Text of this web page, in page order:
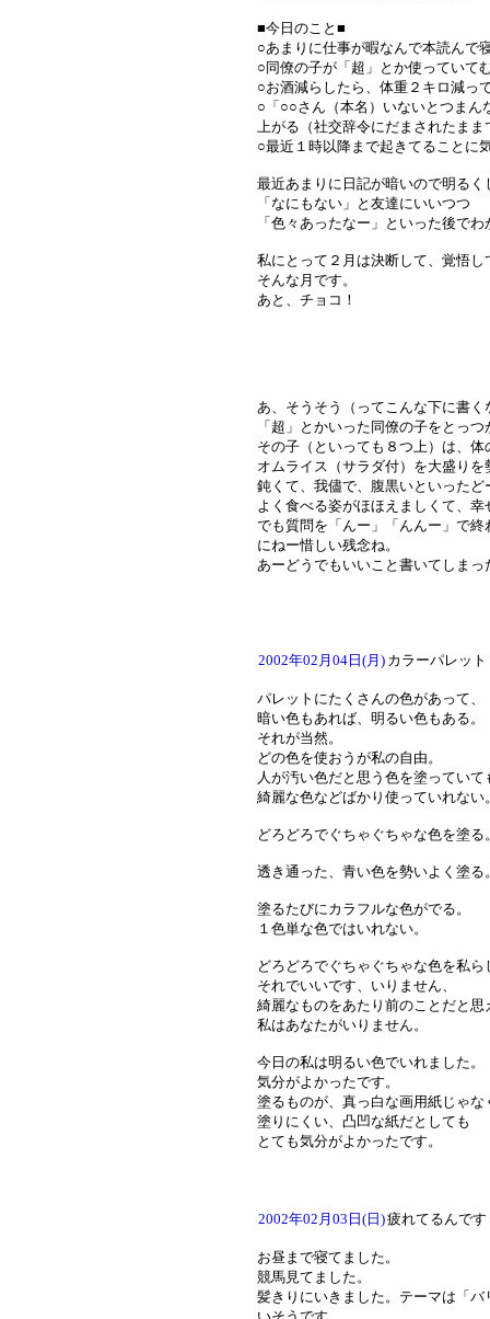
■今日のこと■
○あまりに仕事が暇なんで本読んで
○同僚の子が「超」とか使っていて
○お酒減らしたら、体重２キロ減っ
○「○○さん（本名）いないとつまん
上がる（社交辞令にだまされたまま
○最近１時以降まで起きてることに
最近あまりに日記が暗いので明るく
「なにもない」と友達にいいつつ
「色々あったなー」といった後でわ
私にとって２月は決断して、覚悟し
そんな月です。
あと、チョコ！
あ、そうそう（ってこんな下に書
「超」とかいった同僚の子をとっ
その子（といっても８つ上）は、
オムライス（サラダ付）を大盛り
鈍くて、我儘で、腹黒いといった
よく食べる姿がほほえましくて、幸
でも質問を「んー」「んんー」で
にねー惜しい残念ね。
あーどうでもいいこと書いてしまっ
2002年02月04日(月) カラーパレット
パレットにたくさんの色があって、
暗い色もあれば、明るい色もある。
それが当然。
どの色を使おうが私の自由。
人が汚い色だと思う色を塗ってい
綺麗な色などばかり使っていれない
どろどろでぐちゃぐちゃな色を塗る
透き通った、青い色を勢いよく塗る
塗るたびにカラフルな色がでる。
１色単な色ではいれない。
どろどろでぐちゃぐちゃな色を私
それでいいです、いりません、
綺麗なものをあたり前のことだと思
私はあなたがいりません。
今日の私は明るい色でいれました。
気分がよかったです。
塗るものが、真っ白な画用紙じゃな
塗りにくい、凸凹な紙だとしても
とても気分がよかったです。
2002年02月03日(日)疲れてるんです
お昼まで寝てました。
競馬見てました。
髪きりにいきました。テーマは「